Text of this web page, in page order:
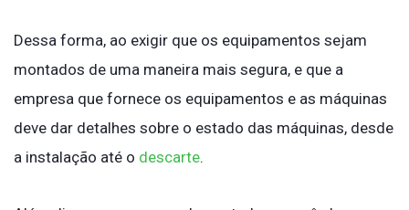
Dessa forma, ao exigir que os equipamentos sejam
montados de uma maneira mais segura, e que a
empresa que fornece os equipamentos e as máquinas
deve dar detalhes sobre o estado das máquinas, desde
a instalação até o descarte.